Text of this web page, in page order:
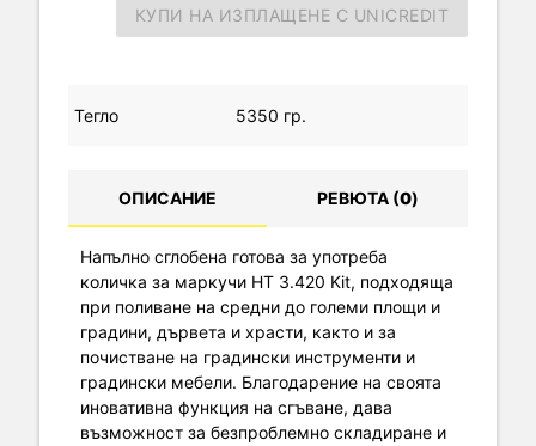
КУПИ НА ИЗПЛАЩЕНЕ С UNICREDIT
Тегло 5350 гр.
ОПИСАНИЕ РЕВЮТА (0)
Напълно сглобена готова за употреба
количка за маркучи НТ 3.420 Kit, подходяща
при поливане на средни до големи площи и
градини, дървета и храсти, както и за
почистване на градински инструменти и
градински мебели. Благодарение на своята
иновативна функция на сгъване, дава
възможност за безпроблемно складиране и